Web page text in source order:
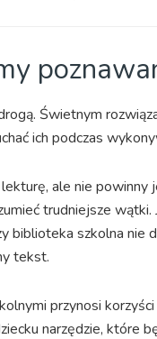
Świetnym
ich podczas
ale nie powinny
trudniejsze
biblioteka szkolna
tekst.
przynosi
narzędzie, które